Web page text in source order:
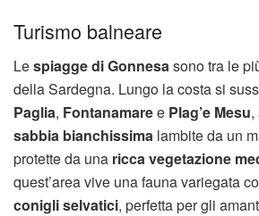
Turismo balneare
Lespiagge di Gonnesasono tra le
della Sardegna. Lungo la costa si
Paglia, Fontanamaree Plag’e Mesu,
sabbia bianchissima lambite da un
protette da una ricca vegetazione
quest’area vive una fauna variegata
conigli selvatici, perfetta per gli